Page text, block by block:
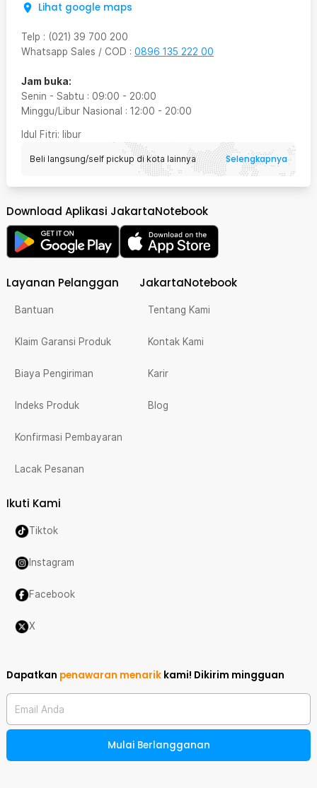
Lihat google maps
Telp : (021) 39 700 200
Whatsapp Sales / COD : 0896 135 222 00
Jam buka:
Senin - Sabtu : 09:00 - 20:00
Minggu/Libur Nasional : 12:00 - 20:00
Idul Fitri: libur
Beli langsung/self pickup di kota lainnya Selengkapnya
Download Aplikasi JakartaNotebook
Layanan Pelanggan
Bantuan
Klaim Garansi Produk
Biaya Pengiriman
Indeks Produk
Konfirmasi Pembayaran
Lacak Pesanan
JakartaNotebook
Tentang Kami
Kontak Kami
Karir
Blog
Ikuti Kami
Tiktok
Instagram
Facebook
X
Dapatkan penawaran menarik kami! Dikirim mingguan
Email Anda
Mulai Berlangganan